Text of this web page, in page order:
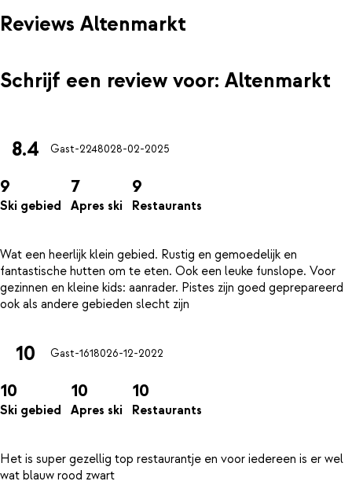
de buurt, wat het nog makkelijker maakt om verschillende delen
van Ski amadé te ontdekken.
Reviews Altenmarkt
Schrijf een review voor: Altenmarkt
8.4 Gast-2248028-02-2025
9
Ski gebied
7
Apres ski
9
Restaurants
Wat een heerlijk klein gebied. Rustig en gemoedelijk en
fantastische hutten om te eten. Ook een leuke funslope. Voor
gezinnen en kleine kids: aanrader. Pistes zijn goed geprepareerd
10 Gast-1618026-12-2022
10
Ski gebied
10
Apres ski
10
Restaurants
Het is super gezellig top restaurantje en voor iedereen is er wel